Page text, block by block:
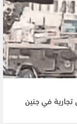
تجارية في جنين